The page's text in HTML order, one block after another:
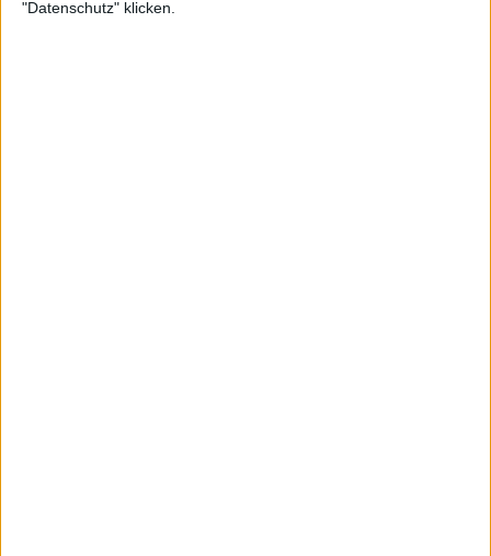
"Datenschutz" klicken.